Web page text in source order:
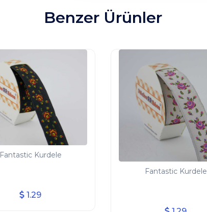
Benzer Ürünler
Fantastic Kurdele
1.29
Fantastic Kurdele